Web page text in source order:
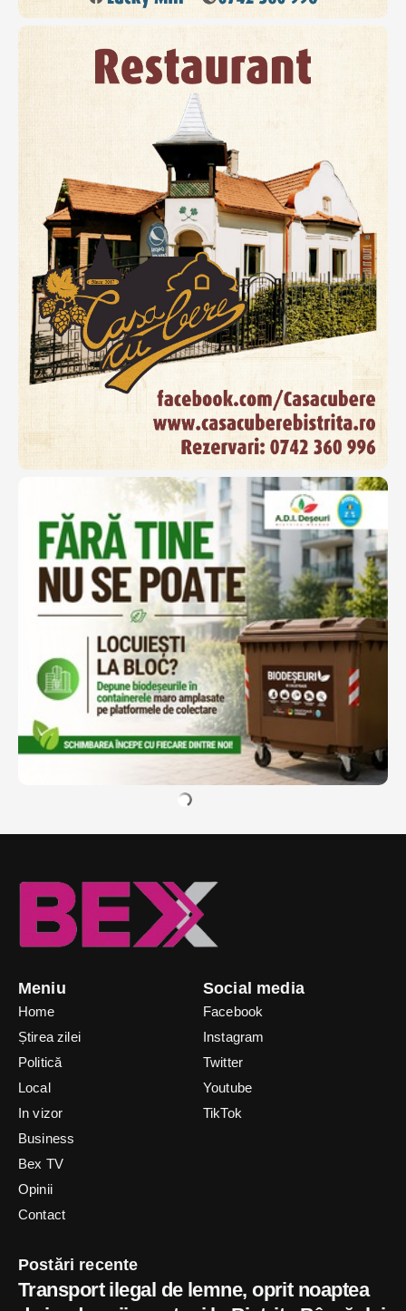
Meniu
Home
Știrea zilei
Politică
Local
In vizor
Business
Bex TV
Opinii
Contact
Social media
Facebook
Instagram
Twitter
Youtube
TikTok
Postări recente
Transport ilegal de lemne, oprit noaptea